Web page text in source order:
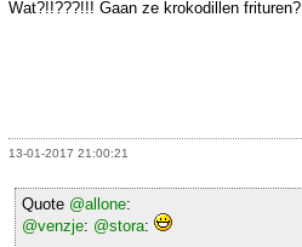
Wat?!!???!!! Gaan ze krokodillen frituren?
13-01-2017 21:00:21
Quote @allone:
@venzje: @stora: